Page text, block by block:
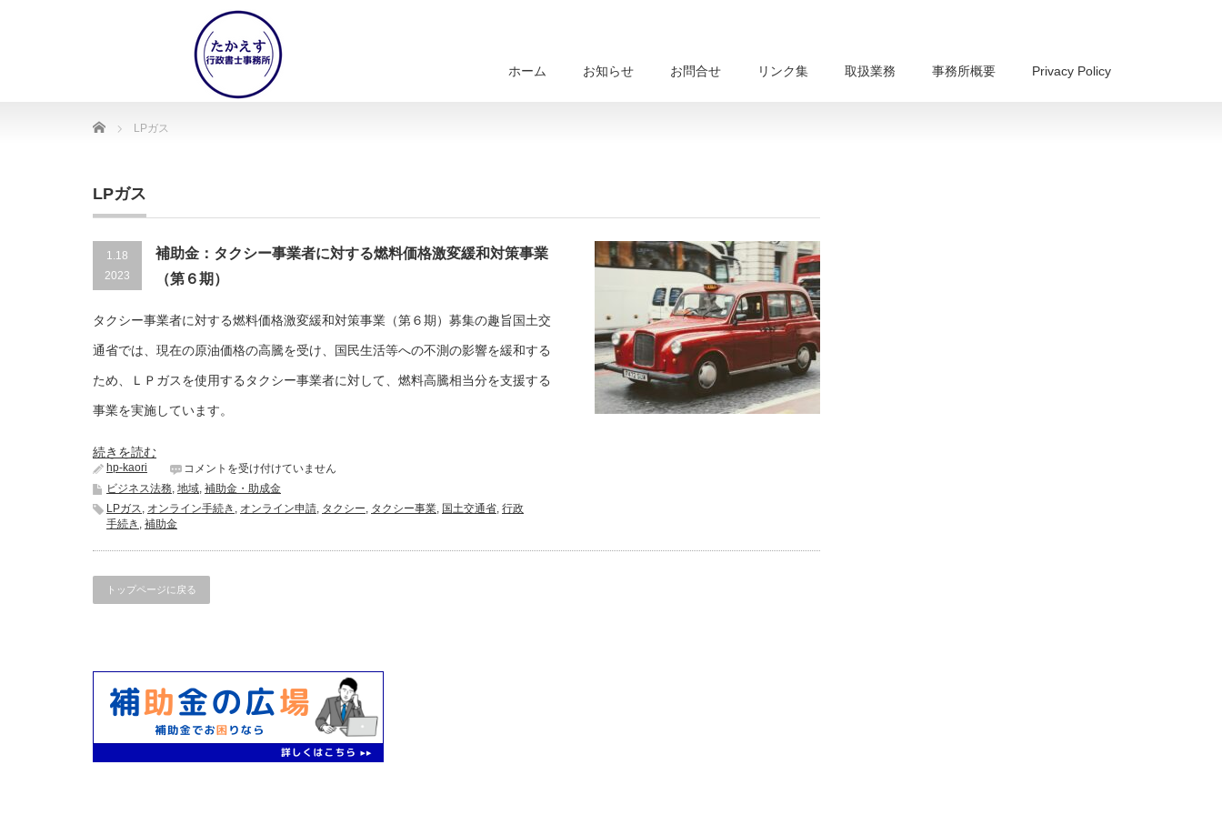
ホーム お知らせ お問合せ リンク集 取扱業務 事務所概要 Privacy Policy
Home LPガス
LPガス
1.18
2023
補助金：タクシー事業者に対する燃料価格激変緩和対策事業
（第６期）
タクシー事業者に対する燃料価格激変緩和対策事業（第６期）募集の趣旨国土交
通省では、現在の原油価格の高騰を受け、国民生活等への不測の影響を緩和する
ため、ＬＰガスを使用するタクシー事業者に対して、燃料高騰相当分を支援する
事業を実施しています。
続きを読む
hp-kaori
補
助
タ
事
業
者
る
料
価
格
激
変
コメントを受け付けていません
ビジネス法務, 地域, 補助金・助成金
LPガス, オンライン手続き , オンライン申請, タクシー, タクシー事業, 国土交通省, 行政
手続き , 補助金
トップページに戻る